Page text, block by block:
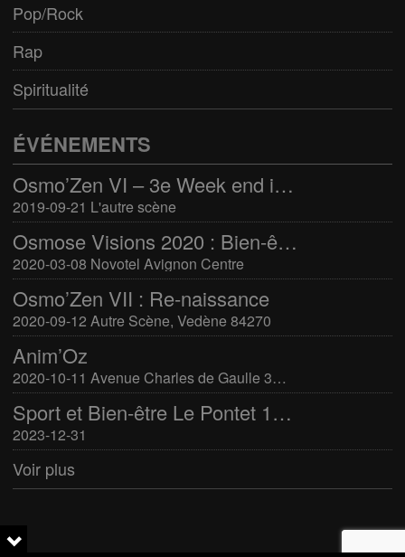
Pop/Rock
Rap
Spiritualité
ÉVÉNEMENTS
Osmo’Zen VI – 3e Week end international du bien-être
2019-09-21 L'autre scène
Osmose Visions 2020 : Bien-être et arts divinatoires
2020-03-08 Novotel Avignon Centre
Osmo’Zen VII : Re-naissance
2020-09-12 Autre Scène, Vedène 84270
Anim’Oz
2020-10-11 Avenue Charles de Gaulle 30400 Villeneuve-Lès-Avignon
Sport et Bien-être Le Pontet 16-17 mars 2024
2023-12-31
Voir plus